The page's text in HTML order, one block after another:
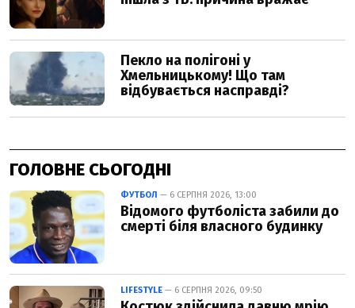
ГОЛОВНЕ СЬОГОДНІ
ФУТБОЛ — 6 СЕРПНЯ 2026, 13:00
Відомого футболіста забили до
смерті біля власного будинку
LIFESTYLE — 6 СЕРПНЯ 2026, 09:50